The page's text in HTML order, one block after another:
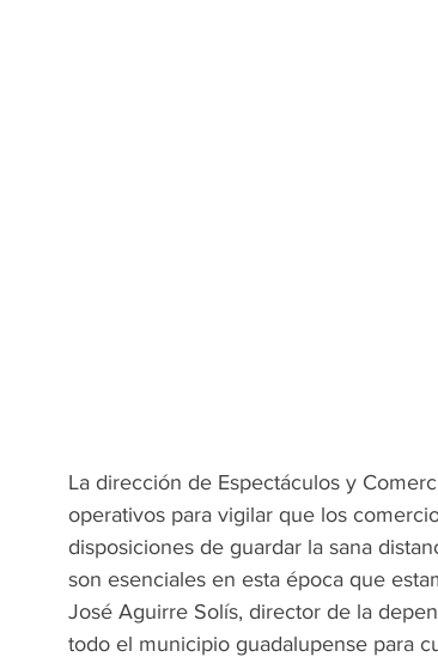
La dirección de Espectáculos y
operativos para vigilar que los
disposiciones de guardar la sana
son esenciales en esta época que
José Aguirre Solís, director de la
todo el municipio guadalupense para